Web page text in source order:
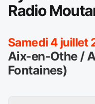
Radio
Samedi 4 juillet
Aix-en-Othe /
Fontaines)